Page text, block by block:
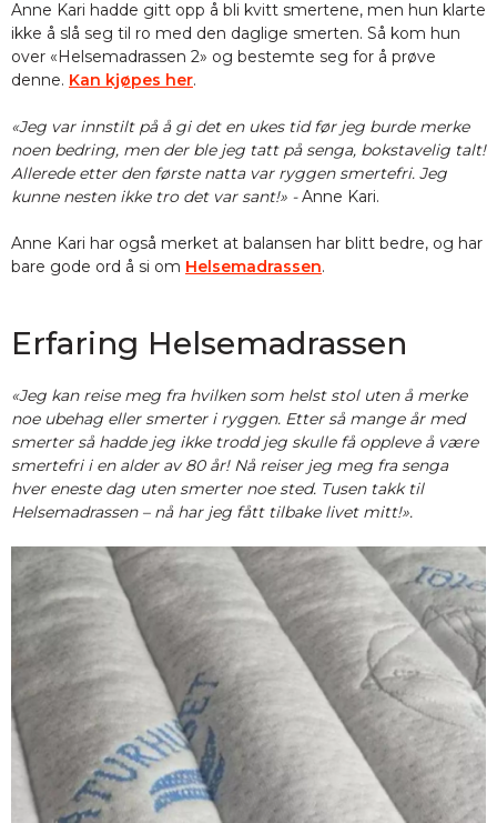
Anne Kari hadde gitt opp å bli kvitt smertene, men hun klarte
ikke å slå seg til ro med den daglige smerten. Så kom hun
over «Helsemadrassen 2» og bestemte seg for å prøve
denne. Kan kjøpes her.
«Jeg var innstilt på å gi det en ukes tid før jeg burde merke
noen bedring, men der ble jeg tatt på senga, bokstavelig talt!
Allerede etter den første natta var ryggen smertefri. Jeg
kunne nesten ikke tro det var sant!» -Anne Kari.
Anne Kari har også merket at balansen har blitt bedre, og har
bare gode ord å si om Helsemadrassen.
Erfaring Helsemadrassen
«Jeg kan reise meg fra hvilken som helst stol uten å merke
noe ubehag eller smerter i ryggen. Etter så mange år med
smerter så hadde jeg ikke trodd jeg skulle få oppleve å være
smertefri i en alder av 80 år! Nå reiser jeg meg fra senga
hver eneste dag uten smerter noe sted. Tusen takk til
Helsemadrassen – nå har jeg fått tilbake livet mitt!».